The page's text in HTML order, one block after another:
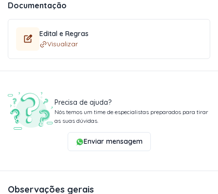
Documentação
Edital e Regras
Visualizar
Precisa de ajuda?
Nós temos um time de especialistas preparados para tirar
as suas dúvidas.
Enviar mensagem
Observações gerais